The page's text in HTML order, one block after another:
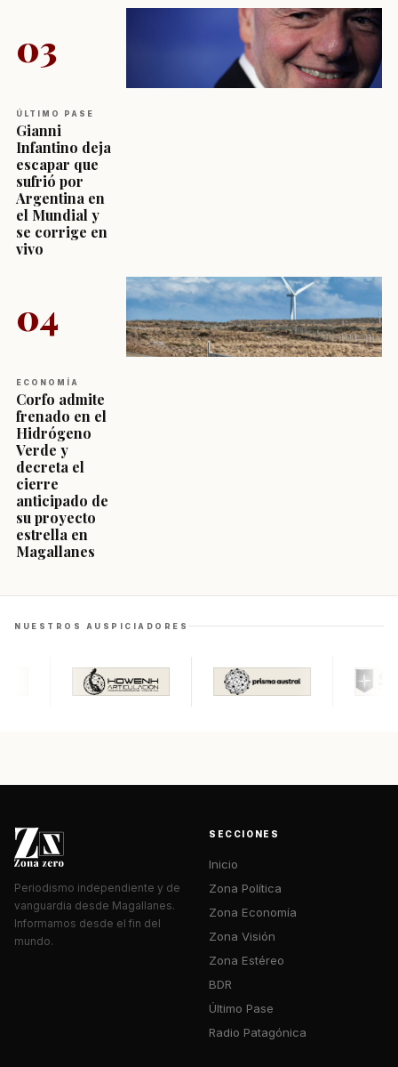
03
ÚLTIMO PASE
Gianni
Infantino deja
escapar que
sufrió por
Argentina en
el Mundial y
se corrige en
vivo
04
ECONOMÍA
Corfo admite
frenado en el
Hidrógeno
Verde y
decreta el
cierre
anticipado de
su proyecto
estrella en
Magallanes
NUESTROS AUSPICIADORES
Periodismo independiente y de
vanguardia desde Magallanes.
Informamos desde el fin del
mundo.
SECCIONES
Inicio
Zona Política
Zona Economía
Zona Visión
Zona Estéreo
BDR
Último Pase
Radio Patagónica